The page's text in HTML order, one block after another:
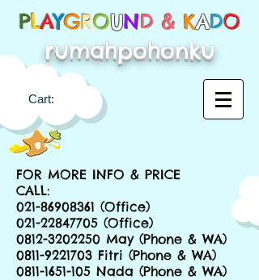
PLAYGROUND & KADO
rumahpohonku
Cart:
FOR MORE INFO & PRICE
CALL:
021-86908361 (Office)
021-22847705 (Office)
0812-3202250 May (Phone & WA)
0811-9221703 Fitri (Phone & WA)
0811-1651-105 Nada (Phone & WA)